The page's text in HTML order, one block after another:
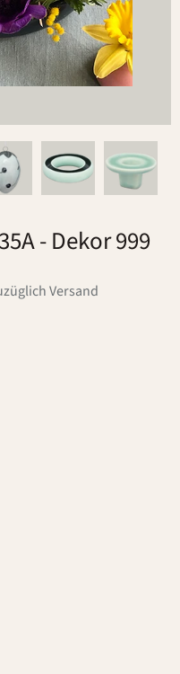
- Dekor 999
Versand